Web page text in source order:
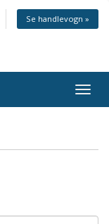
Se handlevogn »